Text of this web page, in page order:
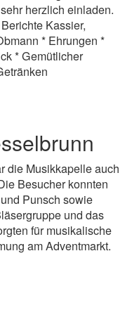
herzlich einladen.
Kassier,
* Ehrungen *
* Gemütlicher
die Musikkapelle auch
Besucher konnten
Punsch sowie
und das
für musikalische
am Adventmarkt.